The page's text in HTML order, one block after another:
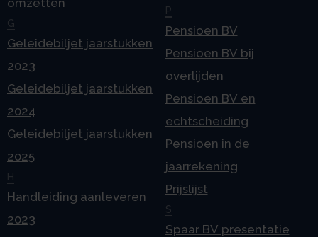
G
Geleidebiljet jaarstukken
2023
Geleidebiljet jaarstukken
2024
Geleidebiljet jaarstukken
2025
H
Handleiding aanleveren
2023
P
Pensioen BV
Pensioen BV bij
overlijden
Pensioen BV en
echtscheiding
Pensioen in de
jaarrekening
Prijslijst
S
Spaar BV presentatie